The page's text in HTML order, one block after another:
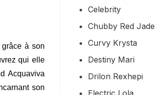
grâce à son
qui elle
Acquaviva
son
Celebrity
Chubby Red Jade
Curvy Krysta
Destiny Mari
Drilon Rexhepi
Electric Lola